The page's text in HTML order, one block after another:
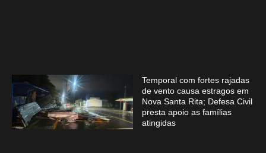
Temporal com fortes rajadas
de vento causa estragos em
Nova Santa Rita; Defesa Civil
presta apoio as famílias
atingidas